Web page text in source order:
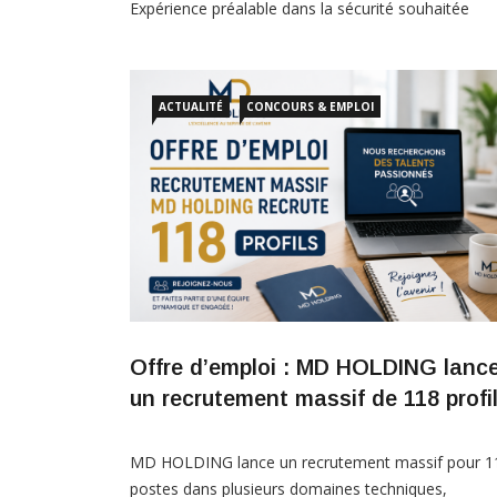
Expérience préalable dans la sécurité souhaitée
accès de la zone qui lui est affectée Intervenir pour
maintenir ou rétablir la sécurité S’assurer du
dégagement permanent des […]
ACTUALITÉ CONCOURS & EMPLOI
Offre d’emploi : MD HOLDING
un recrutement massif de 118
MD HOLDING lance un recrutement massif pour
postes dans plusieurs domaines techniques,